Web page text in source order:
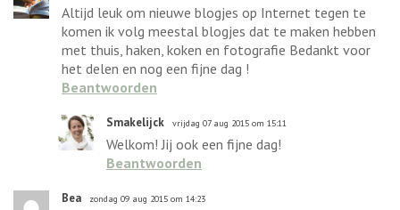
Altijd leuk om nieuwe blogjes op Internet tegen te
komen ik volg meestal blogjes dat te maken hebben
met thuis, haken, koken en fotografie Bedankt voor
het delen en nog een fijne dag !
Beantwoorden
Smakelijck vrijdag 07 aug 2015 om 15:11
Welkom! Jij ook een fijne dag!
Beantwoorden
Bea zondag 09 aug 2015 om 14:23